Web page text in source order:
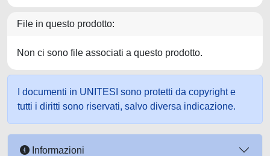
File in questo prodotto:
Non ci sono file associati a questo prodotto.
I documenti in UNITESI sono protetti da copyright e
tutti i diritti sono riservati, salvo diversa indicazione.
Informazioni